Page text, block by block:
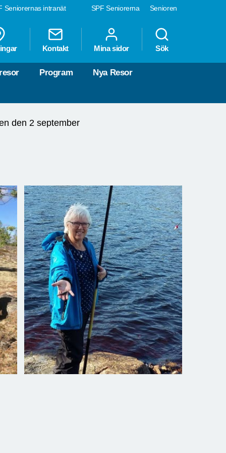
SPF Seniorerna Senioren
Seniorernas intranät
Kontakt Mina sidor Sök
Program Nya Resor
den 2 september